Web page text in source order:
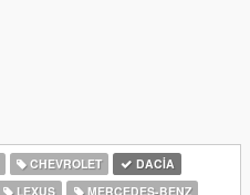
CHEVROLET
DACIA
LEXUS
MERCEDES-BENZ